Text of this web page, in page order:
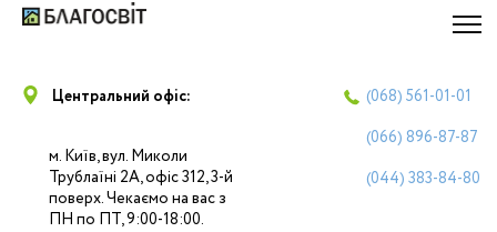
Центральний офіс:
м. Київ, вул. Миколи
Трублаїні 2А, офіс 312, 3-й
поверх. Чекаємо на вас з
ПН по ПТ, 9:00-18:00.
(068) 561-01-01
(066) 896-87-87
(044) 383-84-80